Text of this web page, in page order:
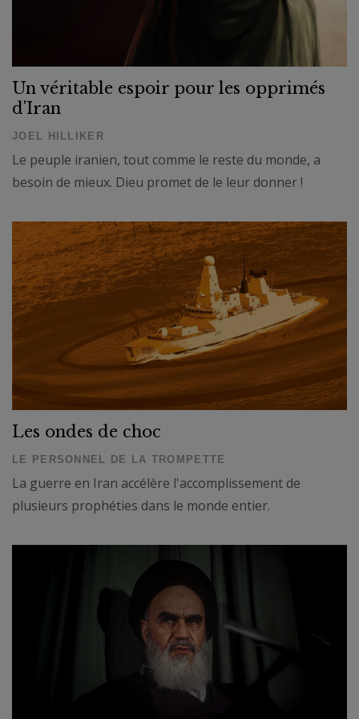
Un véritable espoir pour les opprimés
d'Iran
JOEL HILLIKER
Le peuple iranien, tout comme le reste du monde, a
besoin de mieux. Dieu promet de le leur donner !
Les ondes de choc
LE PERSONNEL DE LA TROMPETTE
La guerre en Iran accélère l'accomplissement de
plusieurs prophéties dans le monde entier.